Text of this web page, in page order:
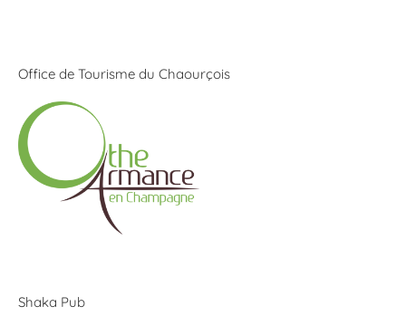
Office de Tourisme du Chaourçois
Shaka Pub